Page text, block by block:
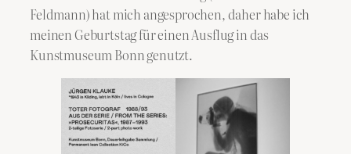
Feldmann) hat mich angesprochen, daher habe ich
meinen Geburtstag für einen Ausflug in das
Kunstmuseum Bonn genutzt.